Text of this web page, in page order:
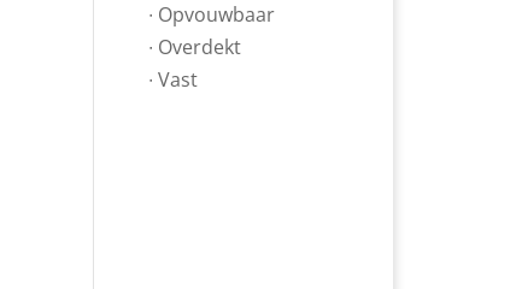
∙ Opvouwbaar
∙ Overdekt
∙ Vast